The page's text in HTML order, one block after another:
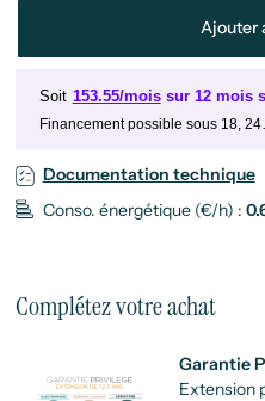
Ajouter
Soit 153.55/mois sur 12 mois
Financement possible sous 18,
Documentation technique
Conso. énergétique (€/h) :
Complétez votre achat
Garantie
Extension